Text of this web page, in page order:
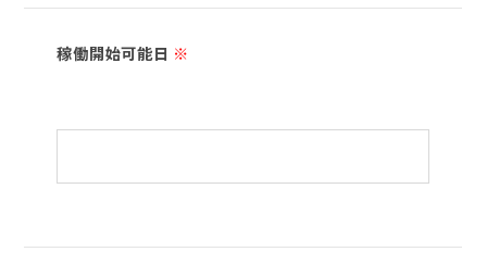
稼働開始可能日 ※